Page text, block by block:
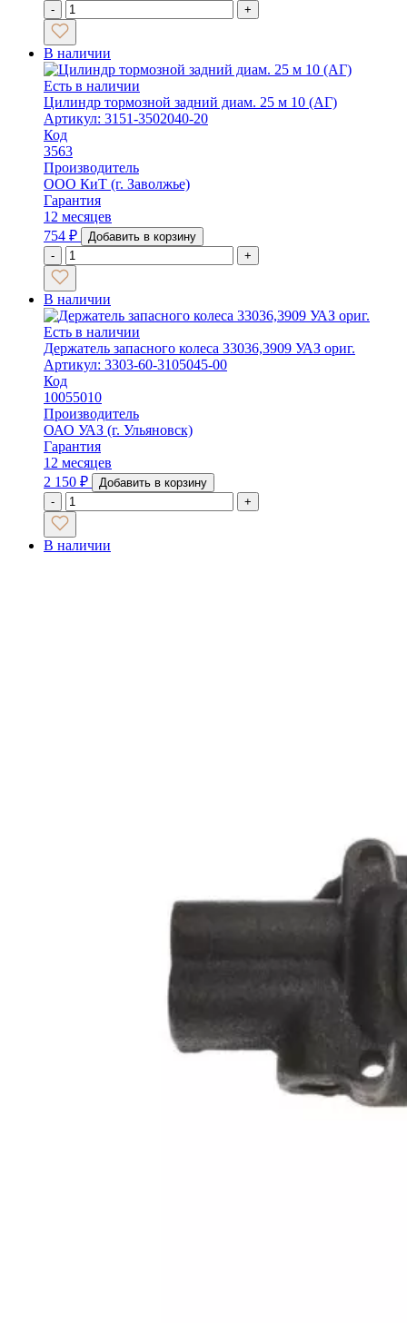
- +
В наличии
Есть в наличии
Цилиндр тормозной задний диам. 25 м 10 (АГ)
Артикул: 3151-3502040-20
Код
3563
Производитель
ООО КиТ (г. Заволжье)
Гарантия
12 месяцев
754 ₽
Добавить в корзину
-
+
В наличии
Есть в наличии
Держатель запасного колеса 33036,3909 УАЗ ориг.
Артикул: 3303-60-3105045-00
Код
10055010
Производитель
ОАО УАЗ (г. Ульяновск)
Гарантия
12 месяцев
2 150 ₽
Добавить в корзину
-
+
В наличии